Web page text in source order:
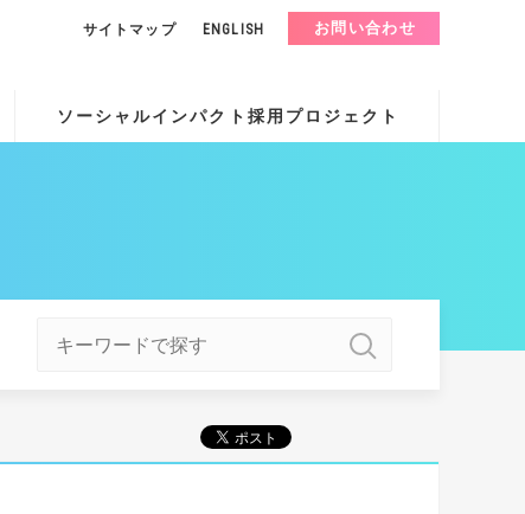
ソーシャルインパクト採用プロジェクト
サイトマップ ENGLISH お問い合わせ